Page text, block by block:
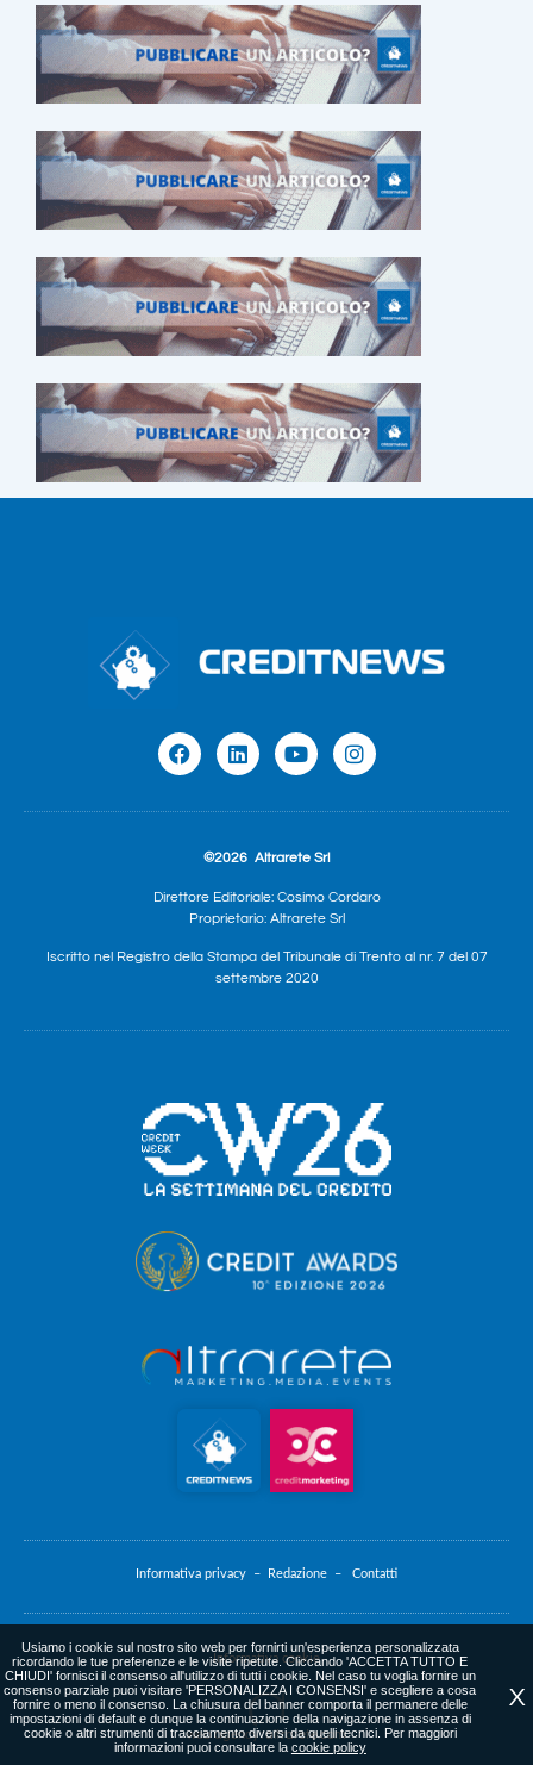
©2026 Altrarete Srl
Direttore Editoriale: Cosimo Cordaro
Proprietario: Altrarete Srl
Iscritto nel Registro della Stampa del Tribunale di Trento al nr. 7 del 07
settembre 2020
Informativa privacy – Redazione – Contatti
Informativa cookie
web agency: altrarete.com
X
Usiamo i cookie sul nostro sito web per fornirti un'esperienza personalizzata
ricordando le tue preferenze e le visite ripetute. Cliccando 'ACCETTA TUTTO E
CHIUDI' fornisci il consenso all'utilizzo di tutti i cookie. Nel caso tu voglia fornire un
consenso parziale puoi visitare 'PERSONALIZZA I CONSENSI' e scegliere a cosa
fornire o meno il consenso. La chiusura del banner comporta il permanere delle
impostazioni di default e dunque la continuazione della navigazione in assenza di
cookie o altri strumenti di tracciamento diversi da quelli tecnici. Per maggiori
informazioni puoi consultare la cookie policy